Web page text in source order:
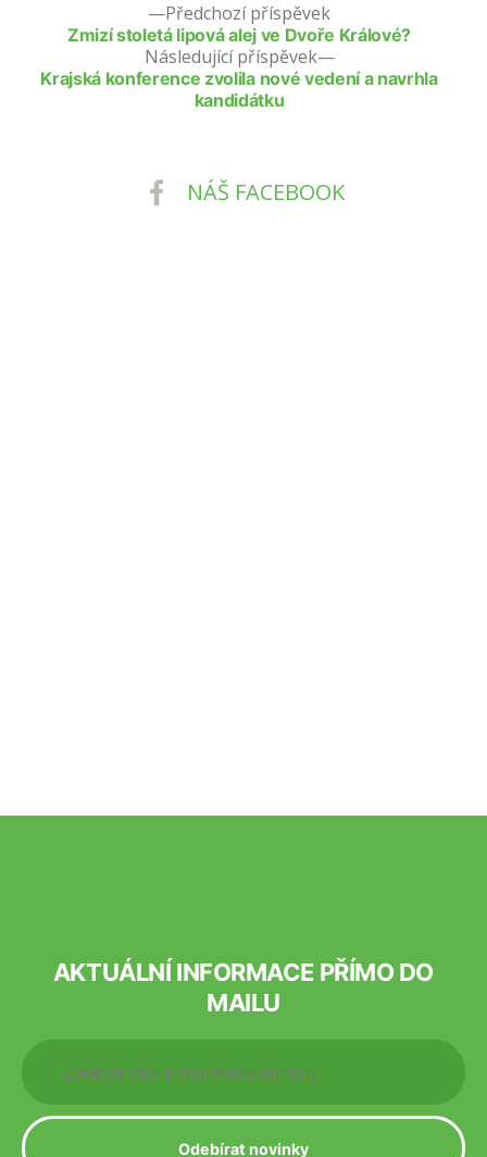
Předchozí příspěvek
Zmizí stoletá lipová alej ve Dvoře Králové?
Následující příspěvek
Krajská konference zvolila nové vedení a navrhla
kandidátku
NÁŠ FACEBOOK
AKTUÁLNÍ INFORMACE PŘÍMO DO
MAILU